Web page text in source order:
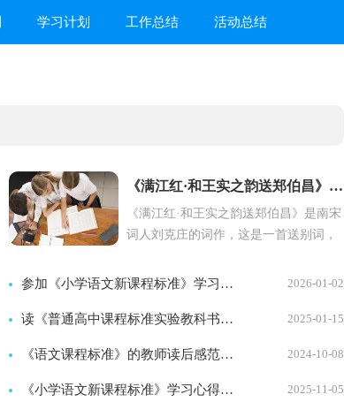
学习计划 工作总结 活动总结
《满江红·和王实之韵送郑伯昌》学习资料
《满江红·和王实之韵送郑伯昌》是南宋
词人刘克庄的词作，这是一首送别词，
参加《小学语文新课程标准》学习心得体会 2026-01-02
读《普通高中课程标准实验教科书语文必修五》有感 2025-01-15
《语文课程标准》的教师读后感范文（精选3篇） 2024-10-08
《小学语文新课程标准》学习心得体会范文（精选5篇） 2025-11-05